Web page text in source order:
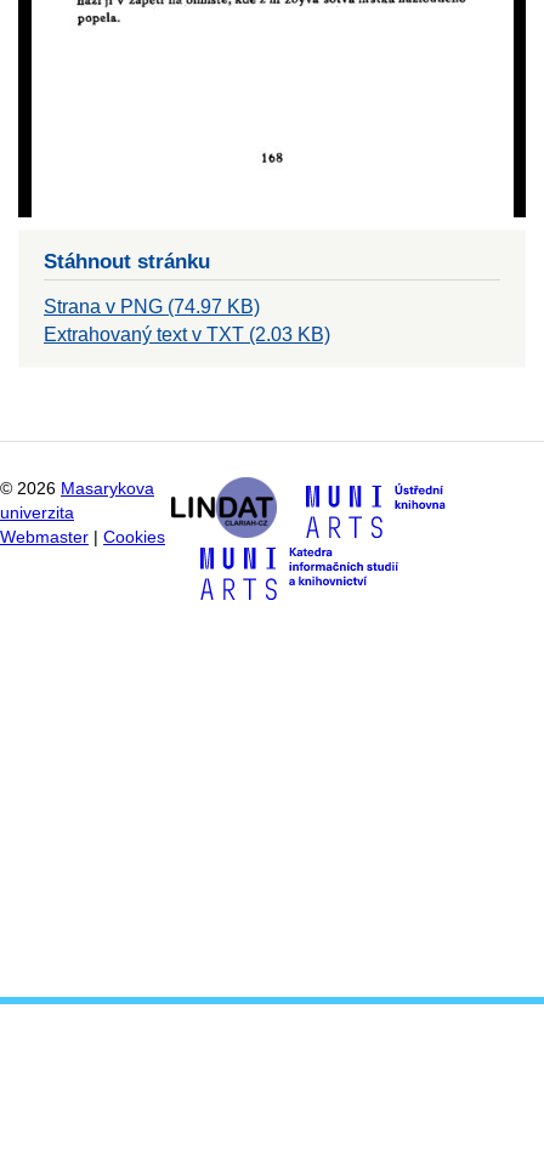
Stáhnout stránku
Strana v PNG (74.97 KB)
Extrahovaný text v TXT (2.03 KB)
© 2026 Masarykova
univerzita
Webmaster
Cookies